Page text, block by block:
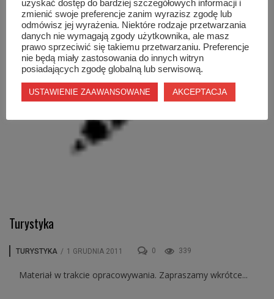
Turystyka
TURYSTYKA / 1 GRUDNIA 2011 0 339
Materiał w trakcie opracowywania. Zapraszamy wkrótce...
uzyskać dostęp do bardziej szczegółowych informacji i
zmienić swoje preferencje zanim wyrazisz zgodę lub
odmówisz jej wyrażenia. Niektóre rodzaje przetwarzania
danych nie wymagają zgody użytkownika, ale masz
prawo sprzeciwić się takiemu przetwarzaniu. Preferencje
nie będą miały zastosowania do innych witryn
posiadających zgodę globalną lub serwisową.
USTAWIENIE ZAAWANSOWANE AKCEPTACJA